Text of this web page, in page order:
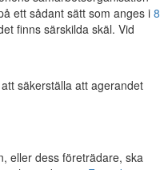
ett sådant sätt som anges i 8
finns särskilda skäl. Vid
säkerställa att agerandet
eller dess företrädare, ska